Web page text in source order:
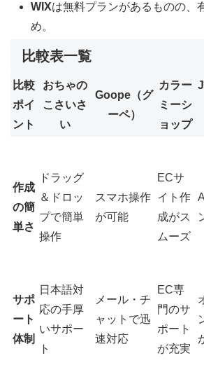
WIXは無料プランがあるものの、
め。
比較表一覧
比較
ポイ
ント
おちゃの
こさいさ
い
Goope（グ
ーペ）
カラー
ミーシ
ョップ
作成
の簡
単さ
ドラッグ
＆ドロッ
プで簡単
操作
スマホ操作
が可能
ECサ
イト作
成がス
ムーズ
サポ
ート
体制
日本語対
応の手厚
いサポー
ト
メール・チ
ャットで迅
速対応
EC専
門のサ
ポート
が充実